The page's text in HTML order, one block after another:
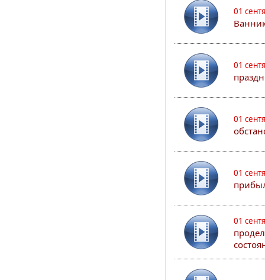
01
01
01
01
01